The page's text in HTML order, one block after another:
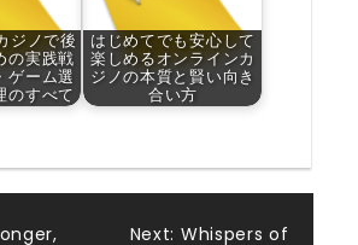
ジノで後
の実践戦
ゲーム選
のすべて
はじめてでも安心して
楽しめるオンラインカ
ジノの本質と賢い向き
合い方
Next: Whispers of